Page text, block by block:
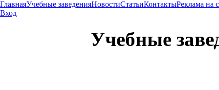
ГлавнаяУчебные заведенияНовостиСтатьиКонтактыРеклама на
Вход
Учебные